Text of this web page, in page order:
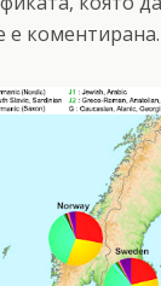
е коментирана.